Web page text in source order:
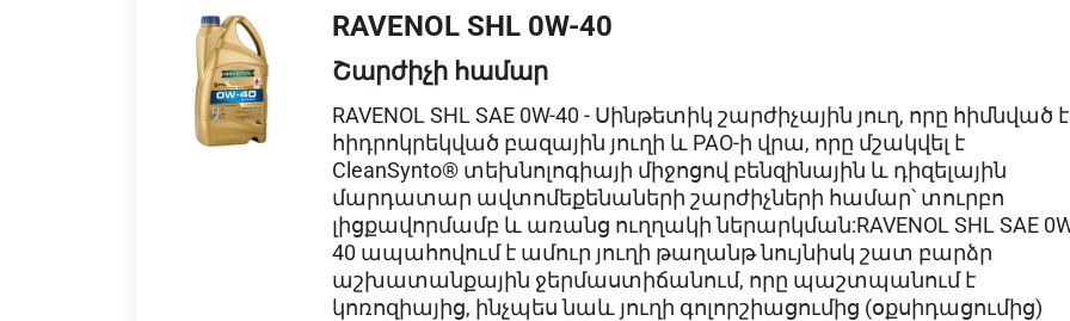
RAVENOL SHL 0W-40
Շարժիչի համար
RAVENOL SHL SAE 0W-40 - Սինթետիկ շարժիչային յուղ, որը հիմնված է
հիդրոկրեկված բազային յուղի և PAO-ի վրա, որը մշակվել է
CleanSynto® տեխնոլոգիայի միջոցով բենզինային և դիզելային
մարդատար ավտոմեքենաների շարժիչների համար՝ տուրբո
լիցքավորմամբ և առանց ուղղակի ներարկման:RAVENOL SHL SAE
40 ապահովում է ամուր յուղի թաղանթ նույնիսկ շատ բարձր
աշխատանքային ջերմաստիճանում, որը պաշտպանում է
կոռոզիայից, ինչպես նաև յուղի գոլորշիացումից (օքսիդացումից)